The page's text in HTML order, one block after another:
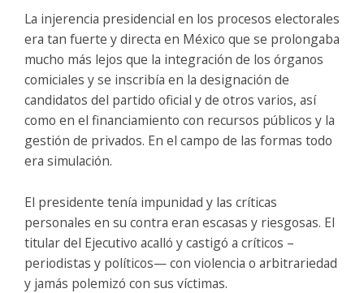
La injerencia presidencial en los procesos electorales
era tan fuerte y directa en México que se prolongaba
mucho más lejos que la integración de los órganos
comiciales y se inscribía en la designación de
candidatos del partido oficial y de otros varios, así
como en el financiamiento con recursos públicos y la
gestión de privados. En el campo de las formas todo
era simulación.
El presidente tenía impunidad y las críticas
personales en su contra eran escasas y riesgosas. El
titular del Ejecutivo acalló y castigó a críticos –
periodistas y políticos— con violencia o arbitrariedad
y jamás polemizó con sus víctimas.